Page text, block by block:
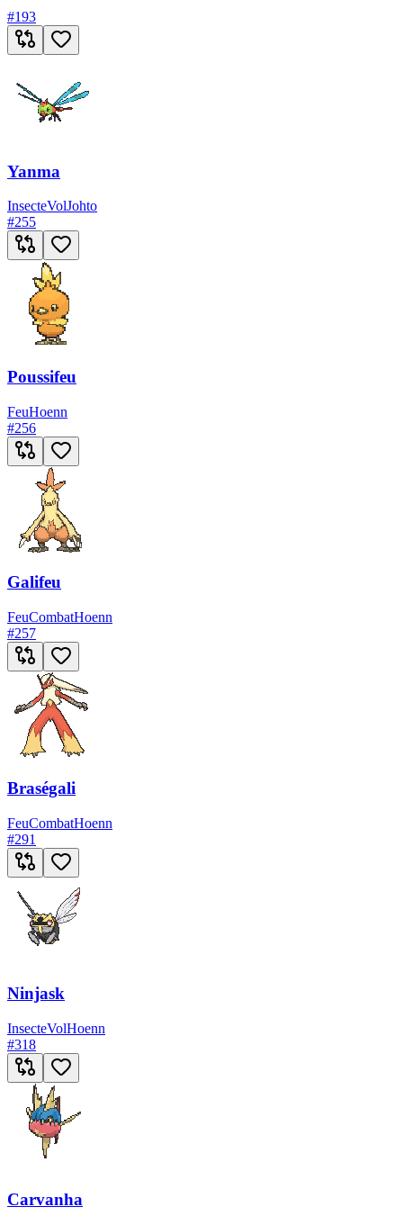
#193
Yanma
InsecteVolJohto
#255
Poussifeu
FeuHoenn
#256
Galifeu
FeuCombatHoenn
#257
Braségali
FeuCombatHoenn
#291
Ninjask
InsecteVolHoenn
#318
Carvanha